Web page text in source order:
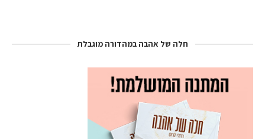
חלה של אהבה במהדורה מוגבלת